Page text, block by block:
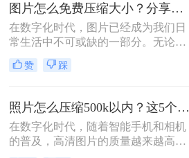
能节省存储空间又能保证照片质量，
成为了一项重要的技能。本文将介绍
三种实用且高效的免费照片压缩方
项。
图片怎么免费压缩大小？分享三种高效压缩方法！
在数字化时代，图片已经成为我们日
常生活中不可或缺的一部分。无论是
社交媒体的分享、网站的建设，还是
个人的照片保存，图片的使用频率都
片数量不断增加，图片的大小也在不
断膨胀，导致存储空间不足、上传速
度慢以及加载时间延长等一系列问
题。因此，掌握图片怎么免费压缩大
赞 踩
照片怎么压缩500k以内？这5个压缩方法推荐给你！
在数字化时代，随着智能手机和相机
的普及，高清图片的质量越来越高，
但这也导致了单张图片的文件大小动